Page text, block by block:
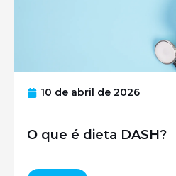
10 de abril de 2026
O que é dieta DASH?